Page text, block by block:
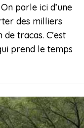
parle ici d’une
des milliers
tracas. C’est
prend le temps